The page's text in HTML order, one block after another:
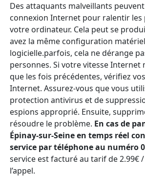
Des attaquants malveillants
connexion Internet pour ralentir les
votre ordinateur. Cela peut se
avez la même configuration
logicielle.parfois, cela ne dérange
personnes. Si votre vitesse Internet
que les fois précédentes, vérifiez
Internet. Assurez-vous que vous
protection antivirus et de
espions approprié. Ensuite,
résoudre le problème. En cas de
Épinay-sur-Seine en temps réel
service par téléphone au numéro
service est facturé au tarif de 2.99€
l’appel.